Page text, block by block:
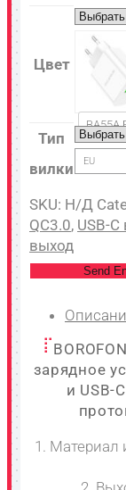
Цвет
BA55A
Тип
вилки
EU
SKU: Н/Д
QC3.0, USB-
выход
Send
зарядное
и USB-
1. Материал